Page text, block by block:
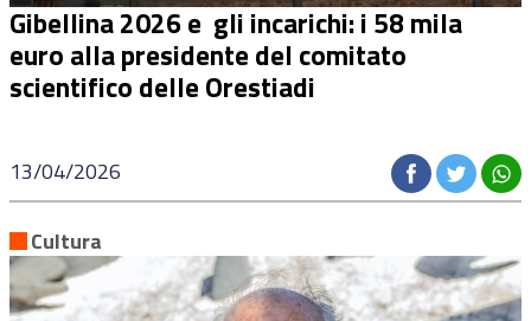
Gibellina 2026 e gli incarichi: i 58 mila
euro alla presidente del comitato
scientifico delle Orestiadi
13/04/2026
Cultura